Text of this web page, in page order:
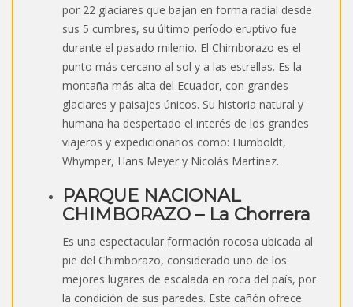
por 22 glaciares que bajan en forma radial desde
sus 5 cumbres, su último período eruptivo fue
durante el pasado milenio. El Chimborazo es el
punto más cercano al sol y a las estrellas. Es la
montaña más alta del Ecuador, con grandes
glaciares y paisajes únicos. Su historia natural y
humana ha despertado el interés de los grandes
viajeros y expedicionarios como: Humboldt,
Whymper, Hans Meyer y Nicolás Martínez.
PARQUE NACIONAL
CHIMBORAZO – La Chorrera
Es una espectacular formación rocosa ubicada al
pie del Chimborazo, considerado uno de los
mejores lugares de escalada en roca del país, por
la condición de sus paredes. Este cañón ofrece